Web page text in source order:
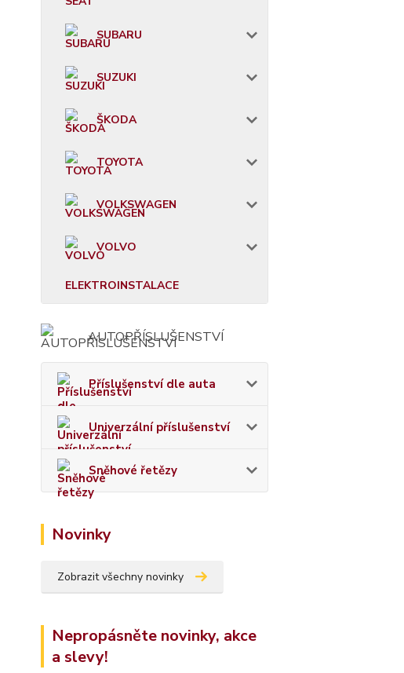
SUBARU
SUZUKI
ŠKODA
TOYOTA
VOLKSWAGEN
VOLVO
ELEKTROINSTALACE
AUTOPŘÍSLUŠENSTVÍ
Příslušenství dle auta
Univerzální příslušenství
Sněhové řetězy
Novinky
Zobrazit všechny novinky
Nepropásněte novinky, akce
a slevy!